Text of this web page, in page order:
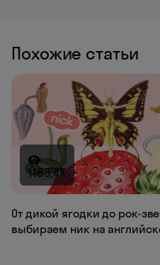
Похожие статьи
1183.4K
От дикой ягодки до рок-
выбираем ник на